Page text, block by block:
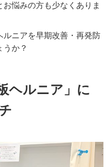
悩みの方も少なくありま
ルニアを早期改善・再発防
うか？
ヘルニア」に